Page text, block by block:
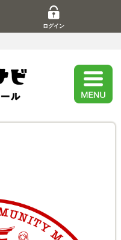
ログイン